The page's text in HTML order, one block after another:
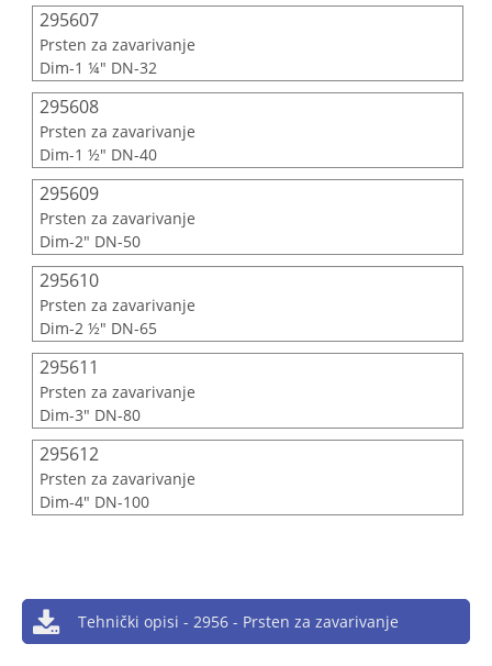
295607
Prsten za zavarivanje
Dim-1 ¼" DN-32
295608
Prsten za zavarivanje
Dim-1 ½" DN-40
295609
Prsten za zavarivanje
Dim-2" DN-50
295610
Prsten za zavarivanje
Dim-2 ½" DN-65
295611
Prsten za zavarivanje
Dim-3" DN-80
295612
Prsten za zavarivanje
Dim-4" DN-100
Tehnički opisi - 2956 - Prsten za zavarivanje